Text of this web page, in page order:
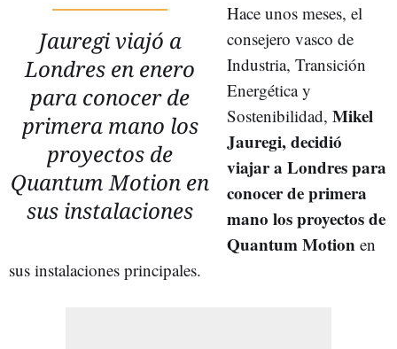
Jauregi viajó a
Londres en enero
para conocer de
primera mano los
proyectos de
Quantum Motion en
sus instalaciones
Hace unos meses, el
consejero vasco de
Industria, Transición
Energética y
Sostenibilidad, Mikel
Jauregi, decidió
viajar a Londres para
conocer de primera
mano los proyectos de
Quantum Motion en
sus instalaciones principales.